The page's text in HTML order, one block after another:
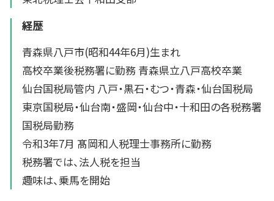
経歴
青森県八戸市(昭和44年6月)生まれ
高校卒業後税務署に勤務 青森県立八戸高校卒業
仙台国税局管内 八戸・黒石・むつ・青森・仙台国税局
東京国税局・仙台南・盛岡・仙台中・十和田の各税務署
国税局勤務
令和3年7月 髙岡和人税理士事務所に勤務
税務署では、法人税を担当
趣味は、乗馬を開始